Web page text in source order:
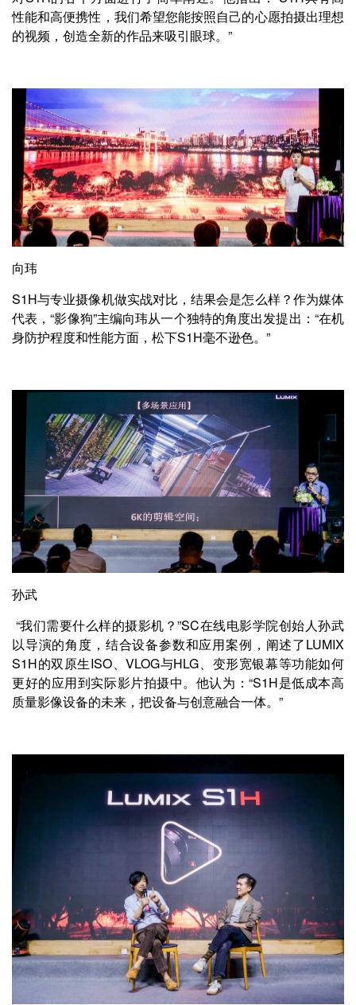
性能和高便携性，我们希望您能按照自己的心愿拍摄出理想
的视频，创造全新的作品来吸引眼球。”
向玮
S1H与专业摄像机做实战对比，结果会是怎么样？作为媒体
代表，“影像狗”主编向玮从一个独特的角度出发提出：“在机
身防护程度和性能方面，松下S1H毫不逊色。”
孙武
“我们需要什么样的摄影机？”SC在线电影学院创始人孙武
以导演的角度，结合设备参数和应用案例，阐述了LUMIX
S1H的双原生ISO、VLOG与HLG、变形宽银幕等功能如何
更好的应用到实际影片拍摄中。他认为：“S1H是低成本高
质量影像设备的未来，把设备与创意融合一体。”